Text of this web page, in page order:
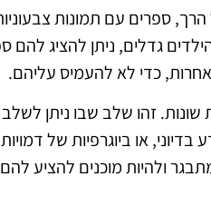
ספרים עם תמונות
גדלים, ניתן להציג להם
אחרות, כדי לא להעמיס עליהם.
שונות. זהו שלב שבו ניתן
או ביוגרפיות של
ולהיות מוכנים להציע להם